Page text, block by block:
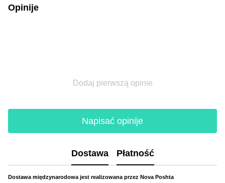
Opinije
Dodaj pierwszą opinie
Napisać opinije
Dostawa Płatność
Dostawa międzynarodowa jest realizowana przez Nova Poshta